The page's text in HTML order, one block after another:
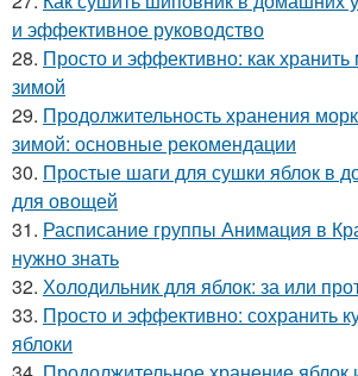
и эффективное руководство
28. Просто и эффективно: как хранить
зимой
29. Продолжительность хранения
зимой: основные рекомендации
30. Простые шаги для сушки яблок в
для овощей
31. Расписание группы Анимация в
нужно знать
32. Холодильник для яблок: за или
33. Просто и эффективно: сохранить
яблоки